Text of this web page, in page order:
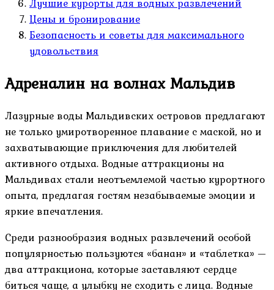
Цены и бронирование
Безопасность и советы для максимального
удовольствия
Адреналин на волнах Мальдив
Лазурные воды Мальдивских островов предлагают
не только умиротворенное плавание с маской, но и
захватывающие приключения для любителей
активного отдыха. Водные аттракционы на
Мальдивах стали неотъемлемой частью курортного
опыта, предлагая гостям незабываемые эмоции и
яркие впечатления.
Среди разнообразия водных развлечений особой
популярностью пользуются «банан» и «таблетка» —
два аттракциона, которые заставляют сердце
биться чаще, а улыбку не сходить с лица. Водные